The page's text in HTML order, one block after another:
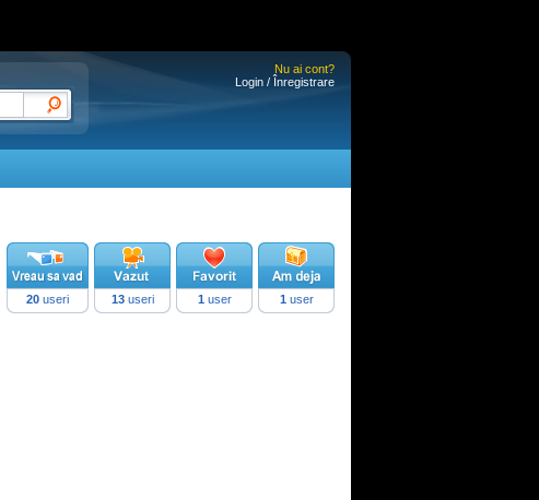
Nu ai cont?
Login / Înregistrare
20 useri 13useri 1 user 1 user